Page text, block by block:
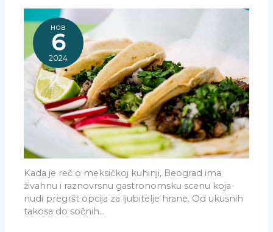
нов
6
2024
Kada je reč o meksičkoj kuhinji, Beograd ima
živahnu i raznovrsnu gastronomsku scenu koja
nudi pregršt opcija za ljubitelje hrane. Od ukusnih
takosa do sočnih…